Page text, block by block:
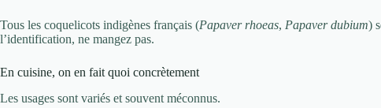
Tous les coquelicots indigènes français (Papaver rhoeas, Papaver dubium)
l’identification, ne mangez pas.
En cuisine, on en fait quoi concrètement
Les usages sont variés et souvent méconnus.